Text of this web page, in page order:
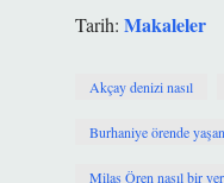
Tarih: Makaleler
Akçay denizi nasıl
Burhaniye örende
Milas Ören nasıl bir yer